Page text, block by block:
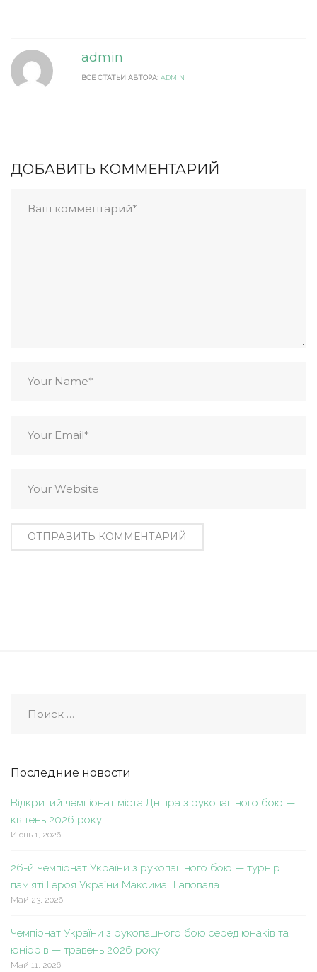
admin
ВСЕ СТАТЬИ АВТОРА: ADMIN
ДОБАВИТЬ КОММЕНТАРИЙ
Последние новости
Відкритий чемпіонат міста Дніпра з рукопашного бою —
квітень 2026 року.
Июнь 1, 2026
26-й Чемпіонат України з рукопашного бою — турнір
пам’яті Героя України Максима Шаповала.
Май 23, 2026
Чемпіонат України з рукопашного бою серед юнаків та
юніорів — травень 2026 року.
Май 11, 2026